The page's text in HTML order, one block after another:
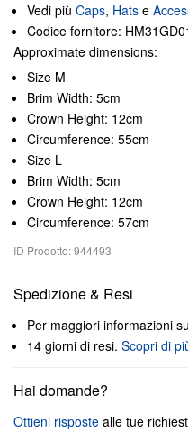
Vedi più Caps, Hats e
Codice fornitore:
Approximate dimensions:
Size M
Brim Width: 5cm
Crown Height: 12cm
Circumference: 55cm
Size L
Brim Width: 5cm
Crown Height: 12cm
Circumference: 57cm
ID Prodotto: 944493
Spedizione & Resi
Per maggiori informazioni
14 giorni di resi. Scopri di
Hai domande?
Ottieni risposte alle tue